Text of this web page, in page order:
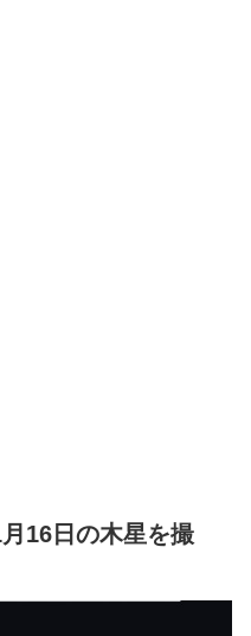
16日の木星を撮